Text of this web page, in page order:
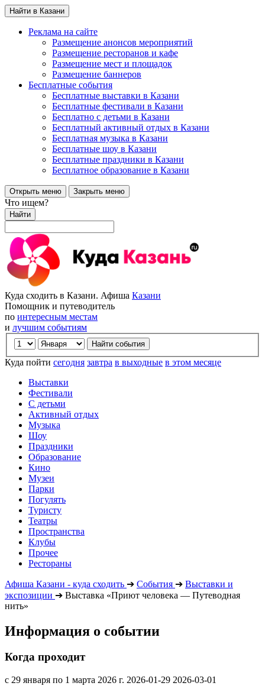
Найти в Казани
Реклама на сайте
Размещение анонсов мероприятий
Размещение ресторанов и кафе
Размещение мест и площадок
Размещение баннеров
Бесплатные события
Бесплатные выставки в Казани
Бесплатные фестивали в Казани
Бесплатно с детьми в Казани
Бесплатный активный отдых в Казани
Бесплатная музыка в Казани
Бесплатные шоу в Казани
Бесплатные праздники в Казани
Бесплатное образование в Казани
Открыть меню Закрыть меню
Что ищем?
Найти
Куда сходить в Казани. Афиша Казани
Помощник и путеводитель
по интересным местам
и лучшим событиям
Куда пойти сегодня завтра в выходные в этом месяце
Выставки
Фестивали
С детьми
Активный отдых
Музыка
Шоу
Праздники
Образование
Кино
Музеи
Парки
Погулять
Туристу
Театры
Пространства
Клубы
Прочее
Рестораны
Афиша Казани - куда сходить ➔ События ➔ Выставки и
экспозиции ➔ Выставка «Приют человека — Путеводная
нить»
Информация о событии
Когда проходит
с 29 января по 1 марта 2026 г. 2026-01-29 2026-03-01